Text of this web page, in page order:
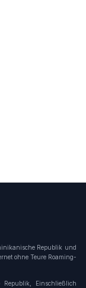
Republik und
ohne Teure Roaming-
Republik, Einschließlich